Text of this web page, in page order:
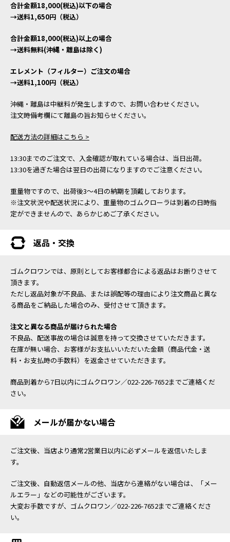
合計金額18,000(税込)以下の場合
→送料1,650円（税込）
合計金額18,000(税込)以上の場合
→送料無料(沖縄・離島は除く)
エレメント（フィルター）ご注文の場合
→送料1,100円（税込）
沖縄・離島は中継料が発生しますので、お問い合わせください。
注文時備考欄にて離島の旨お知らせください。
配送方法の詳細はこちら >
13:30までのご注文で、入金確認が取れている場合は、当日出荷。
13:30を過ぎた場合は翌日の出荷になりますのでご注意ください。
重量物ですので、出荷後3～4日の納期を頂戴しております。
※注文状況や配送状況により、重量物のゴムクローラは到着の日時指
定ができませんので、あらかじめご了承ください。
返品・交換
ゴムクロワンでは、原則としてお客様都合による返品はお断りさせて
頂きます。
ただし返品対象が不良品、または誤配等の理由により注文商品と異な
る商品をご納品した場合のみ、受付させて頂きます。
注文と異なる商品が届けられた場合
不良品、配送事故の場合は誠意を持って交換させていただきます。
在庫が無い場合、お客様がお支払いいただいた金額（商品代金・送
料・お支払時の手数料）を返金させていただきます。
商品到着から7日以内にゴムクロワン／022-226-7652までご連絡くだ
さい。
メールが届かない場合
ご注文後、当店より通常2営業日以内に必ずメールを返信いたしま
す。
ご注文後、自動返信メールの他、当店から連絡がない場合は、「メー
ルエラー」などの可能性がございます。
大変お手数ですが、ゴムクロワン／022-226-7652までご連絡くださ
い。